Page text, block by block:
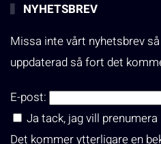
NYHETSBREV
Missa inte vårt nyhetsbrev
uppdaterad så fort det
E-post:
Ja tack, jag vill
Det kommer ytterligare en